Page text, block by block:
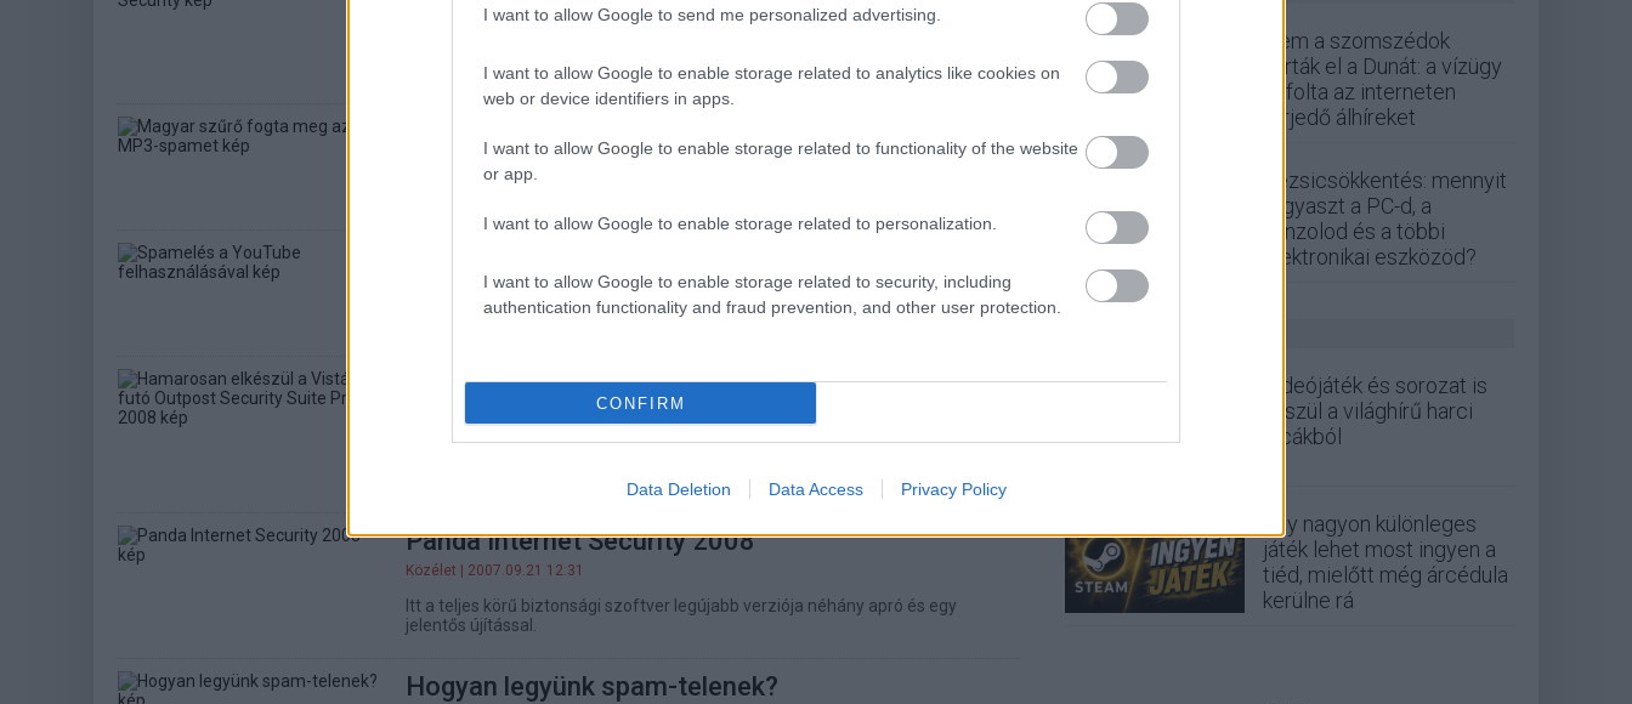
I want to allow Google to send me personalized advertising.
I want to allow Google to enable storage related to analytics like cookies on
web or device identifiers in apps.
I want to allow Google to enable storage related to functionality of the website
or app.
I want to allow Google to enable storage related to personalization.
I want to allow Google to enable storage related to security, including
authentication functionality and fraud prevention, and other user protection.
CONFIRM
Data Deletion Data Access Privacy Policy
| 2007.11.28 10:55
programcsomagját.
| 2007.10.09 13:00
A YouTube egyik funkciójával sok spamszűrő válhat megkerülhetővé.
Hamarosan elkészül a Vistán is futó Outpost
Security Suite Pro 2008
Szoftver| 2007.10.02 15:53
Az angol nyelvű béta már most letölthető.
Panda Internet Security 2008
Közélet | 2007.09.21 12:31
Itt a teljes körű biztonsági szoftver legújabb verziója néhány apró és egy
jelentős újítással.
Hogyan legyünk spam-telenek?
Nem a szomszédok
zárták el a Dunát: a vízügy
cáfolta az interneten
terjedő álhíreket
Rezsicsökkentés: mennyit
fogyaszt a PC-d, a
konzolod és a többi
elektronikai eszközöd?
Videójáték és sorozat is
készül a világhírű harci
cicákból
Egy nagyon különleges
játék lehet most ingyen a
tiéd, mielőtt még árcédula
kerülne rá